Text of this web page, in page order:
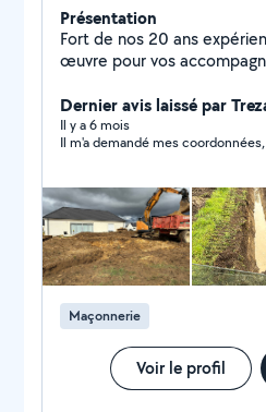
Présentation
Fort de nos 20 ans
œuvre pour vos
,démolition ,piscine ect.
Dernier avis laissé par
Il y a 6 mois
Il m'a demandé mes
Maçonnerie
Voir le profil